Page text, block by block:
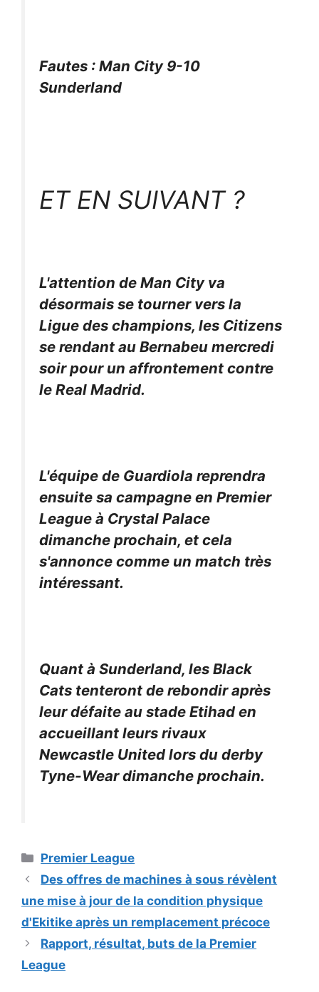
Fautes : Man City 9-10
Sunderland
ET EN SUIVANT ?
L'attention de Man City va
désormais se tourner vers la
Ligue des champions, les Citizens
se rendant au Bernabeu mercredi
soir pour un affrontement contre
le Real Madrid.
L'équipe de Guardiola reprendra
ensuite sa campagne en Premier
League à Crystal Palace
dimanche prochain, et cela
s'annonce comme un match très
intéressant.
Quant à Sunderland, les Black
Cats tenteront de rebondir après
leur défaite au stade Etihad en
accueillant leurs rivaux
Newcastle United lors du derby
Tyne-Wear dimanche prochain.
Catégories
Premier League
Des offres de machines à sous révèlent
une mise à jour de la condition physique
d'Ekitike après un remplacement précoce
Rapport, résultat, buts de la Premier
League